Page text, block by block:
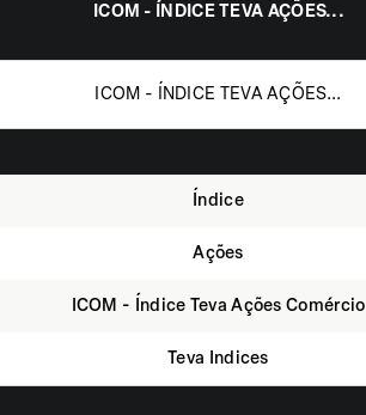
ICOM - ÍNDICE TEVA AÇÕES...
ICOM - ÍNDICE TEVA AÇÕES...
Índice
Ações
ICOM - Índice Teva Ações Comércio
Teva Indices